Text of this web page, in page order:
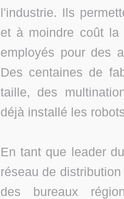
l'industrie. Ils
et à moindre coût la
employés pour des
Des centaines de
taille, des
déjà installé les
En tant que leader
réseau de
des bureaux